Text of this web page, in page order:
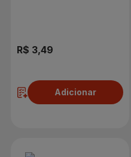
R$ 3,49
Adicionar